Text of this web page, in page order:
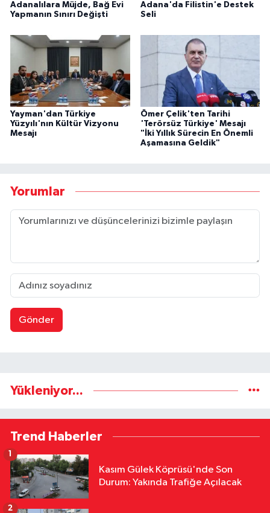
Adanalılara Müjde, Bağ Evi
Yapmanın Sınırı Değişti
Adana'da Filistin'e Destek
Seli
Yayman'dan Türkiye
Yüzyılı'nın Kültür Vizyonu
Mesajı
Ömer Çelik'ten Tarihi
'Terörsüz Türkiye' Mesajı
"İki Yıllık Sürecin En Önemli
Aşamasına Geldik"
Yorumlar
Gönder
Yükleniyor...
Trend Haberler
Kasım Gülek Köprüsü'nde Son
Durum: Yakında Trafiğe Açılacak
1
2